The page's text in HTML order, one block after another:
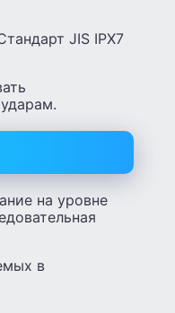
JIS IPX7
на уровне
в